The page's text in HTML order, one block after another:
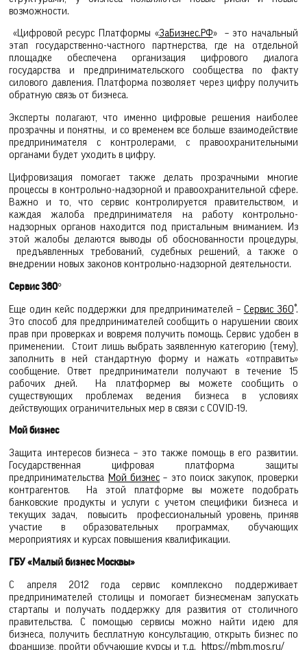
возможности.
«Цифровой ресурс Платформы «ЗаБизнес.РФ» – это начальный
этап государственно-частного партнерства, где на отдельной
площадке обеспечена организация цифрового диалога
государства и предпринимательского сообщества по факту
силового давления. Платформа позволяет через цифру получить
обратную связь от бизнеса.
Эксперты полагают, что именно цифровые решения наиболее
прозрачны и понятны, и со временем все больше взаимодействие
предпринимателя с контролерами, с правоохранительными
органами будет уходить в цифру.
Цифровизация помогает также делать прозрачными многие
процессы в контрольно-надзорной и правоохранительной сфере.
Важно и то, что сервис контролируется правительством, и
каждая жалоба предпринимателя на работу контрольно-
надзорных органов находится под пристальным вниманием. Из
этой жалобы делаются выводы об обоснованности процедуры,
предъявленных требований, судебных решений, а также о
внедрении новых законов контрольно-надзорной деятельности.
Сервис 360°
Еще один кейс поддержки для предпринимателей – Сервис 360°.
Это способ для предпринимателей сообщить о нарушении своих
прав при проверках и вовремя получить помощь. Сервис удобен в
применении. Стоит лишь выбрать заявленную категорию (тему),
заполнить в ней стандартную форму и нажать «отправить»
сообщение. Ответ предприниматели получают в течение 15
рабочих дней. На платформер вы можете сообщить о
существующих проблемах ведения бизнеса в условиях
действующих ограничительных мер в связи с COVID-19.
Мой бизнес
Защита интересов бизнеса – это также помощь в его развитии.
Государственная цифровая платформа защиты
предпринимательства Мой бизнес – это поиск закупок, проверки
контрагентов. На этой платформе вы можете подобрать
банковские продукты и услуги с учетом специфики бизнеса и
текущих задач, повысить профессиональный уровень, приняв
участие в образовательных программах, обучающих
мероприятиях и курсах повышения квалификации.
ГБУ «Малый бизнес Москвы»
С апреля 2012 года сервис комплексно поддерживает
предпринимателей столицы и помогает бизнесменам запускать
стартапы и получать поддержку для развития от столичного
правительства. С помощью сервисы можно найти идею для
бизнеса, получить бесплатную консультацию, открыть бизнес по
франшизе, пройти обучающие курсы и т.д.
https://mbm.mos.ru/